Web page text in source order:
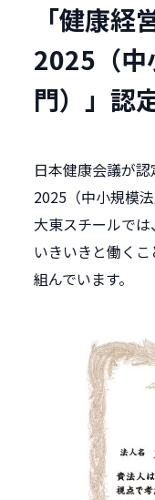
「健康経
2025（中
門）」認
日本健康会議が
2025（中小規模
大東スチールでは
いきいきと働く
組んでいます。